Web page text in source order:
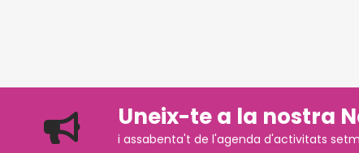
Uneix-te a la nostra
i assabenta't de l'agenda d'activitats